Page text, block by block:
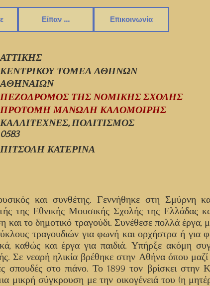
Είπαν ... Επικοινωνία
ΑΤΤΙΚΗΣ
ΚΕΝΤΡΙΚΟΥ ΤΟΜΕΑ ΑΘΗΝΩΝ
ΑΘΗΝΑΙΩΝ
ΠΕΖΟΔΡΟΜΟΣ ΤΗΣ ΝΟΜΙΚΗΣ ΣΧΟΛΗΣ
ΠΡΟΤΟΜΗ ΜΑΝΩΛΗ ΚΑΛΟΜΟΙΡΗΣ
ΚΑΛΛΙΤΕΧΝΕΣ, ΠΟΛΙΤΙΣΜΟΣ
0583
ΠΙΤΣΟΛΗ ΚΑΤΕΡΙΝΑ
και συνθέτης. Γεννήθηκε στη Σμύρνη
της Εθνικής Μουσικής Σχολής της Ελλάδας
και το δημοτικό τραγούδι. Συνέθεσε πολλά έργα,
τραγουδιών για φωνή και ορχήστρα ή για
καθώς και έργα για παιδιά. Υπήρξε ακόμη
Σε νεαρή ηλικία βρέθηκε στην Αθήνα όπου μαζί
σπουδές στο πιάνο. Το 1899 τον βρίσκει στην
μικρή σύγκρουση με την οικογένειά του (η